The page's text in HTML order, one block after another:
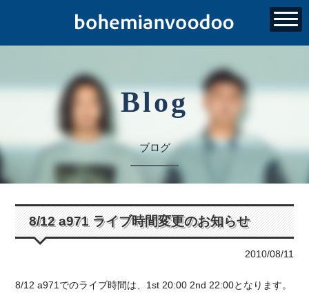
Blog
ブログ
8/12 a971 ライブ時間変更のお知らせ
2010/08/11
8/12 a971でのライブ時間は、1st 20:00 2nd 22:00となります。